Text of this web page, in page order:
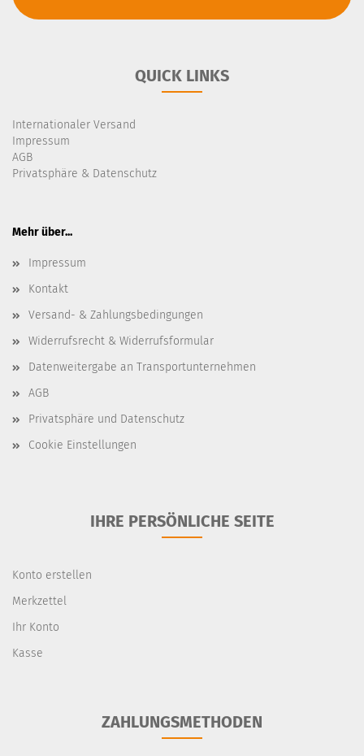
QUICK LINKS
Internationaler Versand
Impressum
AGB
Privatsphäre & Datenschutz
Mehr über...
Impressum
Kontakt
Versand- & Zahlungsbedingungen
Widerrufsrecht & Widerrufsformular
Datenweitergabe an Transportunternehmen
AGB
Privatsphäre und Datenschutz
Cookie Einstellungen
IHRE PERSÖNLICHE SEITE
Konto erstellen
Merkzettel
Ihr Konto
Kasse
ZAHLUNGSMETHODEN